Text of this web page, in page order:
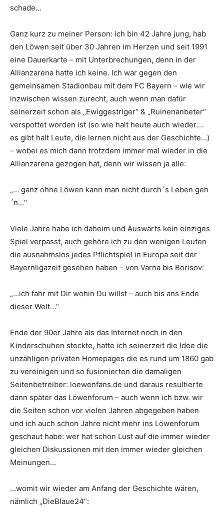
schade…
Ganz kurz zu meiner Person: ich bin 42 Jahre jung, hab
den Löwen seit über 30 Jahren im Herzen und seit 1991
eine Dauerkarte – mit Unterbrechungen, denn in der
Allianzarena hatte ich keine. Ich war gegen den
gemeinsamen Stadionbau mit dem FC Bayern – wie wir
inzwischen wissen zurecht, auch wenn man dafür
seinerzeit schon als „Ewiggestriger“ & „Ruinenanbeter“
verspottet worden ist (so wie halt heute auch wieder….
es gibt halt Leute, die lernen nicht aus der Geschichte…)
– wobei es mich dann trotzdem immer mal wieder in die
Allianzarena gezogen hat, denn wir wissen ja alle:
„… ganz ohne Löwen kann man nicht durch´s Leben geh
´n…“
Viele Jahre habe ich daheim und Auswärts kein einziges
Spiel verpasst, auch gehöre ich zu den wenigen Leuten
die ausnahmslos jedes Pflichtspiel in Europa seit der
Bayernligazeit gesehen haben – von Varna bis Borisov:
„…ich fahr mit Dir wohin Du willst – auch bis ans Ende
dieser Welt…“
Ende der 90er Jahre als das Internet noch in den
Kinderschuhen steckte, hatte ich seinerzeit die Idee die
unzähligen privaten Homepages die es rund um 1860 gab
zu vereinigen und so fusionierten die damaligen
Seitenbetreiber: loewenfans.de und daraus resultierte
dann später das Löwenforum – auch wenn ich bzw. wir
die Seiten schon vor vielen Jahren abgegeben haben
und ich auch schon Jahre nicht mehr ins Löwenforum
geschaut habe: wer hat schon Lust auf die immer wieder
gleichen Diskussionen mit den immer wieder gleichen
Meinungen…
…womit wir wieder am Anfang der Geschichte wären,
nämlich „DieBlaue24“: